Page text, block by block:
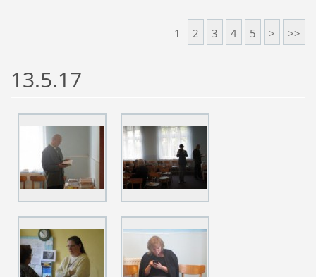
1 2 3 4 5 > >>
13.5.17